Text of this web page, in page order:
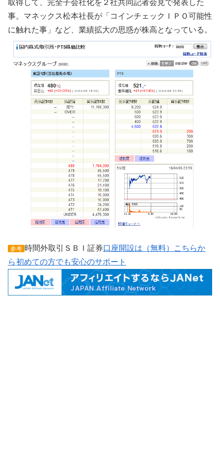
取得して、完全子会社化を２社共同記者会見で発表した
事。マネックス松本社長が「コインチェックＩＰＯ可能性
に触れた事」など、業績拡大の思惑が株高となっている。
参考 時間外取引ＳＢＩ証券口座開設は（無料）こちらか
ら初めての方でも安心のサポート